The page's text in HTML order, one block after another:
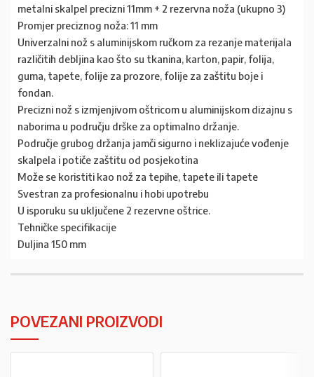
metalni skalpel precizni 11mm + 2 rezervna noža (ukupno 3)
Promjer preciznog noža: 11 mm
Univerzalni nož s aluminijskom ručkom za rezanje materijala
različitih debljina kao što su tkanina, karton, papir, folija,
guma, tapete, folije za prozore, folije za zaštitu boje i
fondan.
Precizni nož s izmjenjivom oštricom u aluminijskom dizajnu s
naborima u području drške za optimalno držanje.
Područje grubog držanja jamči sigurno i neklizajuće vođenje
skalpela i potiče zaštitu od posjekotina
Može se koristiti kao nož za tepihe, tapete ili tapete
Svestran za profesionalnu i hobi upotrebu
U isporuku su uključene 2 rezervne oštrice.
Tehničke specifikacije
Duljina 150 mm
POVEZANI PROIZVODI